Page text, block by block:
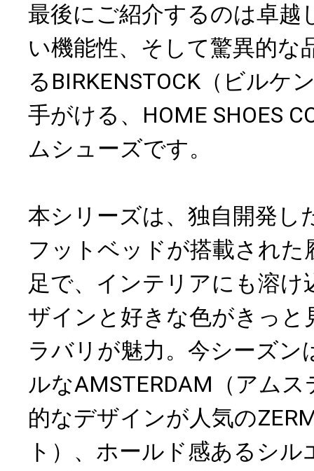
最後にご紹介するのは卓越
い機能性、そして驚異的な
るBIRKENSTOCK（ビルケ
手がける、HOME SHOES
ムシューズです。
本シリーズは、独自開発し
フットベッドが搭載された
足で、インテリアにも溶け
ザインと好きな色がきっと
ラバリが魅力。今シーズン
ルなAMSTERDAM（アム
的なデザインが人気の
ト）、ホールド感あるシル